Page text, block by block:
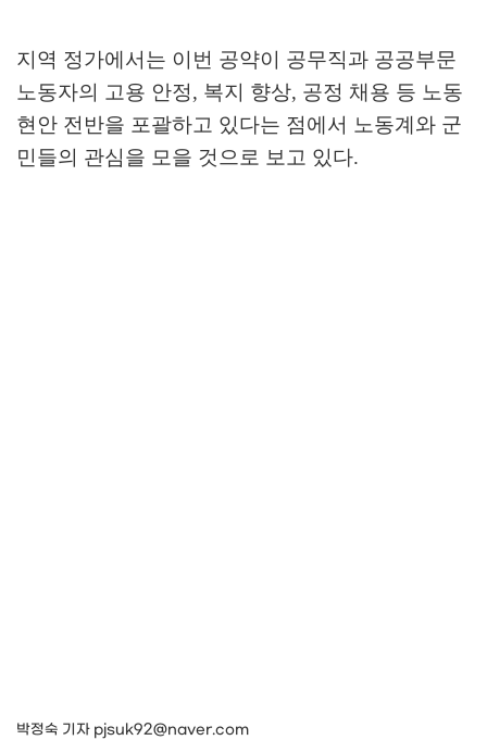
지역 정가에서는 이번 공약이 공무직과 공공부문
노동자의 고용 안정, 복지 향상, 공정 채용 등 노동
현안 전반을 포괄하고 있다는 점에서 노동계와 군
민들의 관심을 모을 것으로 보고 있다.
박정숙 기자 pjsuk92@naver.com